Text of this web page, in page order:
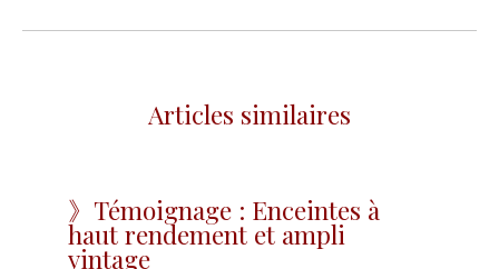
articles
Articles similaires
》Témoignage : Enceintes à
haut rendement et ampli
vintage